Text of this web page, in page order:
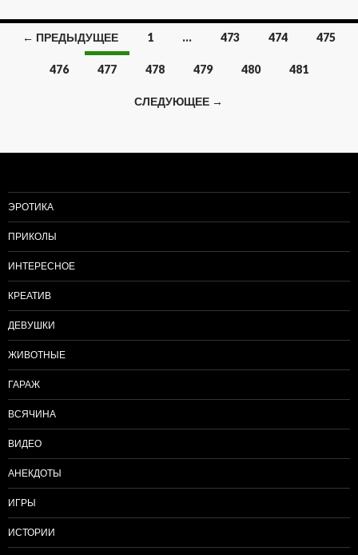
Навигация
← ПРЕДЫДУЩЕЕ 1 … 473 474 475
476 477 478 479 480 481
СЛЕДУЮЩЕЕ →
ЭРОТИКА
ПРИКОЛЫ
ИНТЕРЕСНОЕ
КРЕАТИВ
ДЕВУШКИ
ЖИВОТНЫЕ
ГАРАЖ
ВСЯЧИНА
ВИДЕО
АНЕКДОТЫ
ИГРЫ
ИСТОРИИ